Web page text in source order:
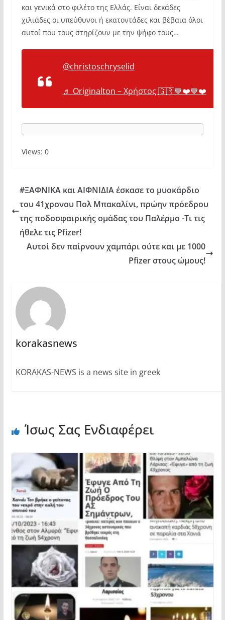
και γενικά στο φιλέτο της Ελλάς. Είναι δεκάδες
χιλιάδες οι υπεύθυνοι ή εκατοντάδες και βέβαια όλοι
αυτοί που τους στηρίζουν με την ψήφο τους…
@christoschryselid
♬ Originalton – Χρήστος 🇬🇷💙❤️💙❤️
Views: 0
#ΞΑΦΝΙΚΑ και ΑΙΦΝΙΔΙΑ έσκασε το μυοκάρδιο
του 41χρονου Πολ Μπακαλίνι, πρώην πρόεδρου
της ποδοσφαιρικής ομάδας του Παλέρμο -Τι τις
ήθελε τις Pfizer!
Αυτοί δεν παίρνουν χαμπάρι ούτε και με 1000
Pfizer στους ώμους!
korakasnews
KORAKAS-NEWS is a news site in greek
Ίσως Σας Ενδιαφέρει